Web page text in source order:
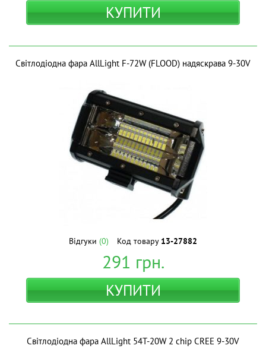
КУПИТИ
Світлодіодна фара AllLight F-72W (FLOOD) надяскрава 9-30V
Відгуки (0) Код товару 13-27882
291 грн.
КУПИТИ
Світлодіодна фара AllLight 54T-20W 2 chip CREE 9-30V